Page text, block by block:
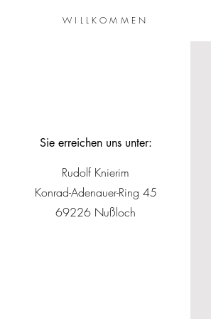
WILLKOMMEN
Sie erreichen uns unter:
Rudolf Knierim
Konrad-Adenauer-Ring 45
69226 Nußloch